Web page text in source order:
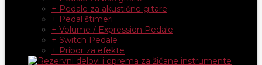
+ Pedale za akustične gitare
+ Pedal štimeri
+ Volume / Expression Pedale
+ Switch Pedale
+ Pribor za efekte